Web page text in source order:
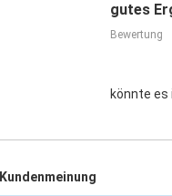
gutes
Bewertung
könnte es